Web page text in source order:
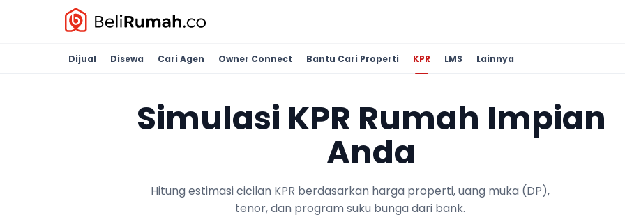
Dijual Disewa Cari Agen Owner Connect Bantu Cari Properti KPR LMS Lainnya
Simulasi KPR Rumah Impian
Anda
Hitung estimasi cicilan KPR berdasarkan harga properti, uang muka (DP),
tenor, dan program suku bunga dari bank.